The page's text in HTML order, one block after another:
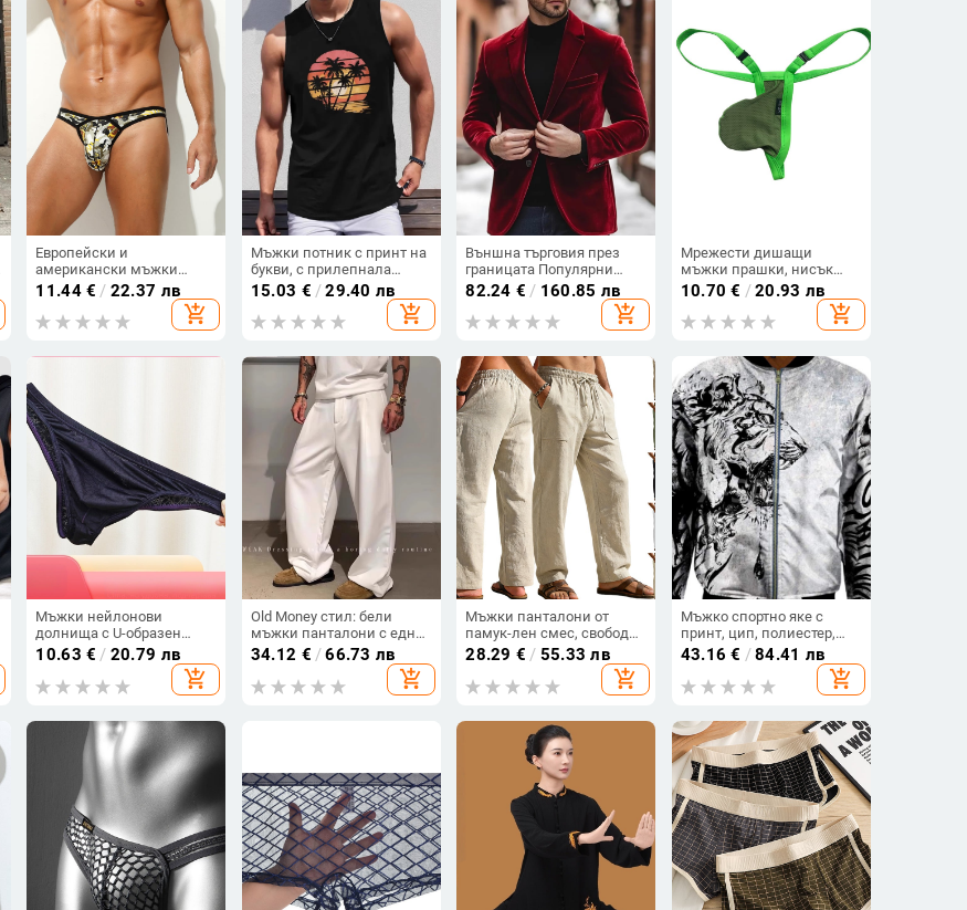
Европейски и
американски мъжки
бельо, големи ниски
талии, триъгълни шорти,
мрежести,
микропрозрачни, високо
11.44€ / 22.37 лв
add_shopping_cart
Мъжки потник с принт на
букви, с прилепнала
кройка, дишащ
полиестер-еластан,
мускулест спортен потник
без ръкави за фитнес
15.03 € /29.40 лв
add_shopping_cart
Външна търговия през
границата Популярни
нови мъжки кадифени
костюми за банкети и
сватби, кумове и
официални костюми
82.24 € / 160.85 лв
add_shopping_cart
Мрежести дишащи
мъжки прашки, нисък
талия, модел 8042
10.70 € /20.93 лв
add_shopping_cart
Мъжки нейлонови
долнища с U-образен
контур, ниска талия,
частично покритие
10.63 € / 20.79 лв
add_shopping_cart
Old Money стил: бели
мъжки панталони с една
плисирана гънка,
свободен крой и широки
крачоли, антибръчков
34.12 € /66.73 лв
add_shopping_cart
Мъжки панталони от
памук-лен смес, свободен
модел, широки крачоли,
ежедневен хип-хоп стил
28.29 € / 55.33 лв
add_shopping_cart
Мъжко спортно яке с
принт, цип, полиестер,
свободен силует, дълъг
43.16 € /84.41 лв
add_shopping_cart